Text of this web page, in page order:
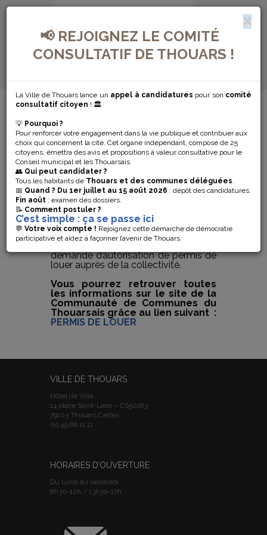
📢 REJOIGNEZ LE COMITÉ
CONSULTATIF DE THOUARS !
La Ville de Thouars lance un appel à candidatures pour son comité
consultatif citoyen ! 🏛️
💡 Pourquoi ?
Pour renforcer votre engagement dans la vie publique et contribuer aux
choix qui concernent la cité. Cet organe indépendant, composé de 25
citoyens, émettra des avis et propositions à valeur consultative pour le
Conseil municipal et les Thouarsais.
👥 Qui peut candidater ?
Tous les habitants de Thouars et des communes déléguées.
📅 Quand ? Du 1er juillet au 15 août 2026 : dépôt des candidatures.
Fin août : examen des dossiers.
📝 Comment postuler ?
C’est simple : ça se passe ici
💬 Votre voix compte ! Rejoignez cette démarche de démocratie
participative et aidez à façonner l’avenir de Thouars.
MENU DE NAVIGATION...
PERMIS DE
LOUER
La ville de Thouars se pare d’un
nouveau dispositif pour renforcer
l’attractivité résidentielle du centre-
ville et lutter contre le mal logement.
Désormais, pour louer son logement
dans le périmètre défini, les
propriétaires devront déposer une
demande d’autorisation de permis de
louer auprès de la collectivité.
Vous pourrez retrouver toutes
les informations sur le site de la
Communauté de Communes du
Thouarsais grâce au lien suivant :
PERMIS DE LOUER
VILLE DE THOUARS
Hôtel de Ville
14 place Saint-Laon – CS50183
79103 Thouars Cedex
05.49.68.11.11
HORAIRES D’OUVERTURE
Du lundi au vendredi :
8h30-12h / 13h30-17h